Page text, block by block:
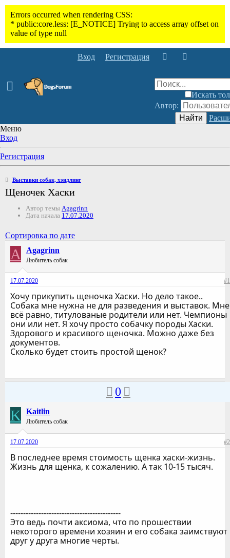
Вход Регистрация
Искать
Автор:
Найти
Меню
Вход
Регистрация
Выставки собак, хэндлинг
Щеночек Хаски
Автор темы Agagrinn
Дата начала 17.07.2020
Сортировка по дате
A Agagrinn
Любитель собак
17.07.2020 #1
Хочу прикупить щеночка Хаски. Но дело такое..
Собака мне нужна не для разведения и выставок. Мне
всё равно, титулованые родители или нет. Чемпионы
они или нет. Я хочу просто собачку породы Хаски.
Здорового и красивого щеночка. Можно даже без
документов.
Сколько будет стоить простой щенок?
0
K Kaitlin
Любитель собак
17.07.2020 #2
В последнее время стоимость щенка хаски-жизнь.
Жизнь для щенка, к сожалению. А так 10-15 тысяч.
-------------------------------------------
Это ведь почти аксиома, что по прошествии
некоторого времени хозяин и его собака заимствуют
друг у друга многие черты.